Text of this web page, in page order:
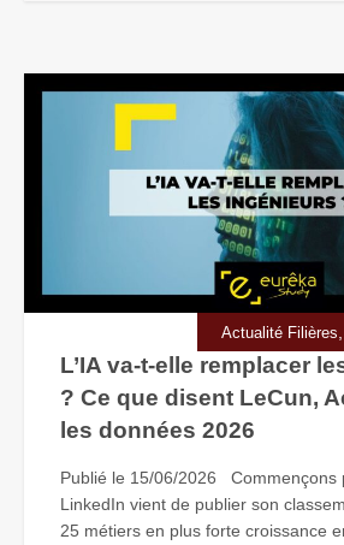
Actualité Filières
L’IA va-t-elle remplacer
? Ce que disent LeCun,
les données 2026
Publié le 15/06/2026 Commençons
LinkedIn vient de publier son
25 métiers en plus forte croissance